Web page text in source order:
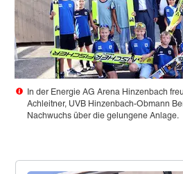
In der Energie AG Arena Hinzenbach
Achleitner, UVB Hinzenbach-Obmann
Nachwuchs über die gelungene Anlage.